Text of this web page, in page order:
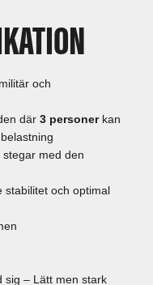
och
där 3 personerkan
belastning
med den
stabilitet och optimal
sig – Lätt men stark